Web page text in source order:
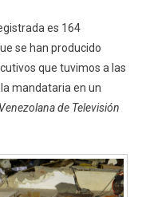
es 164
se han producido
que tuvimos a las
mandataria en un
Venezolana de Televisión